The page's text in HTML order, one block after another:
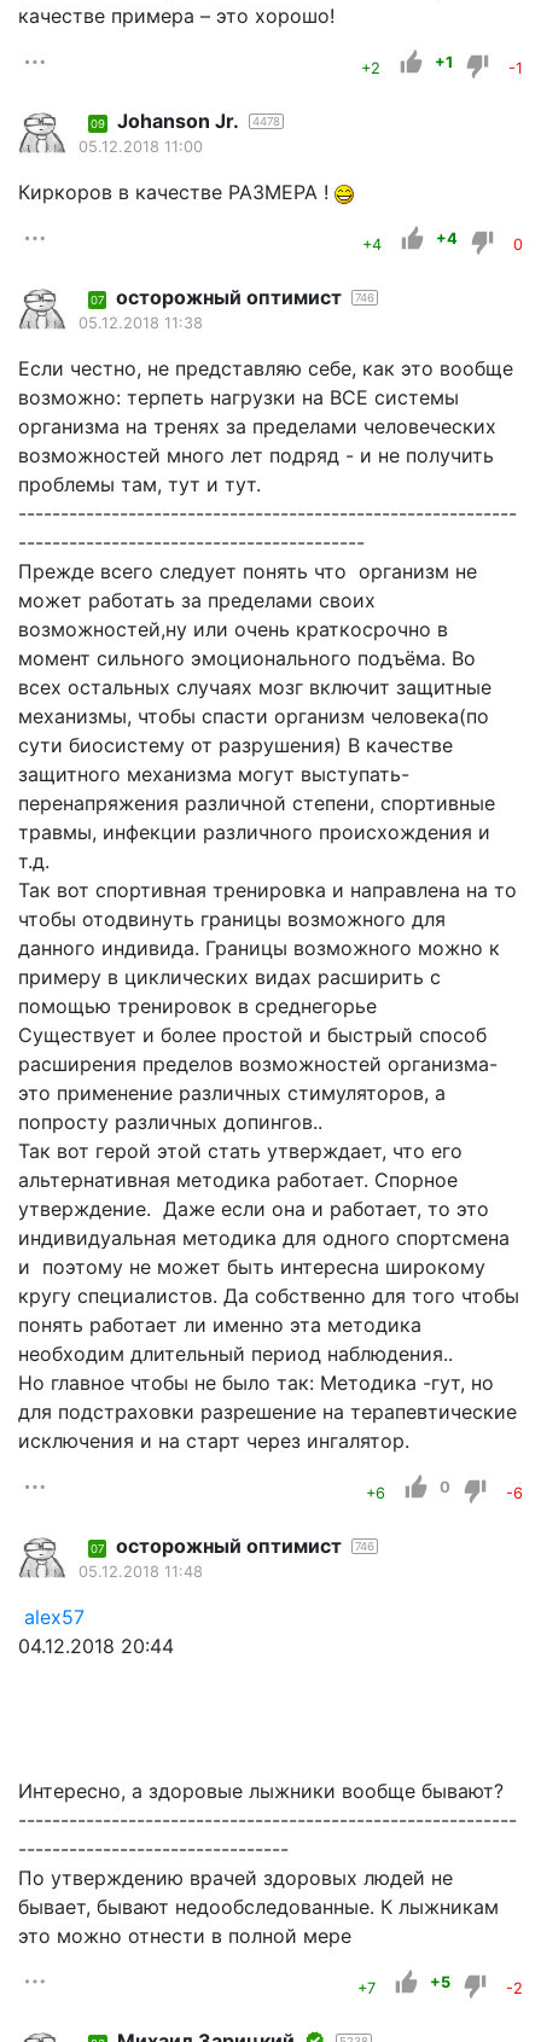
качестве примера – это хорошо!
+2 +1 -1
09 Johanson Jr. 4478
05.12.2018 11:00
Киркоров в качестве РАЗМЕРА !
+4 +4 0
07 осторожный оптимист 746
05.12.2018 11:38
Если честно, не представляю себе, как это вообще
возможно: терпеть нагрузки на ВСЕ системы
организма на тренях за пределами человеческих
возможностей много лет подряд - и не получить
проблемы там, тут и тут.
-----------------------------------------------------------
-----------------------------------------
Прежде всего следует понять что организм не
может работать за пределами своих
возможностей,ну или очень краткосрочно в
момент сильного эмоционального подъёма. Во
всех остальных случаях мозг включит защитные
механизмы, чтобы спасти организм человека(по
сути биосистему от разрушения) В качестве
защитного механизма могут выступать-
перенапряжения различной степени, спортивные
травмы, инфекции различного происхождения и
т.д.
Так вот спортивная тренировка и направлена на то
чтобы отодвинуть границы возможного для
данного индивида. Границы возможного можно к
примеру в циклических видах расширить с
помощью тренировок в среднегорье
Существует и более простой и быстрый способ
расширения пределов возможностей организма-
это применение различных стимуляторов, а
попросту различных допингов..
Так вот герой этой стать утверждает, что его
альтернативная методика работает. Спорное
утверждение. Даже если она и работает, то это
индивидуальная методика для одного спортсмена
и поэтому не может быть интересна широкому
кругу специалистов. Да собственно для того чтобы
понять работает ли именно эта методика
необходим длительный период наблюдения..
Но главное чтобы не было так: Методика -гут, но
для подстраховки разрешение на терапевтические
исключения и на старт через ингалятор.
+6 0 -6
07 осторожный оптимист 746
05.12.2018 11:48
alex57
04.12.2018 20:44
Интересно, а здоровые лыжники вообще бывают?
-----------------------------------------------------------
--------------------------------
По утверждению врачей здоровых людей не
бывает, бывают недообследованные. К лыжникам
это можно отнести в полной мере
+7 +5 -2